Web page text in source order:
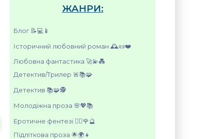
ЖАНРИ:
Блог 📝💻📱
Історичний любовний роман 🕰️📜❤️
Любовна фантастика 🚀💫💑
Детектив/Трилер 🚨📚🧩
Детектив 📚🧩🕵️
Молодіжна проза 🌸💖📚
Еротичне фентезі 🧚‍♀️🌹🔮
Підліткова проза 🌟🌍👧